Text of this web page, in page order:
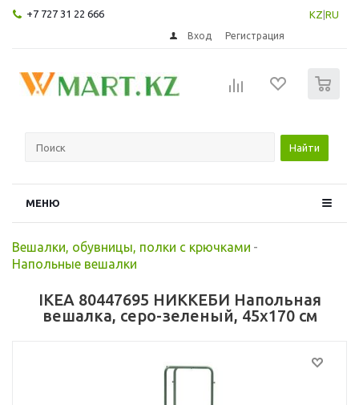
+7 727 31 22 666 KZ RU
Вход Регистрация
Найти
МЕНЮ
Вешалки, обувницы, полки с крючками -
Напольные вешалки
IKEA 80447695 НИККЕБИ Напольная
вешалка, серо-зеленый, 45x170 см